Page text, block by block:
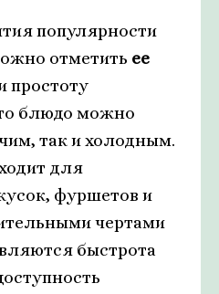
популярности
отметить ее
простоту
блюдо можно
так и холодным.
для
фуршетов и
чертами
быстрота